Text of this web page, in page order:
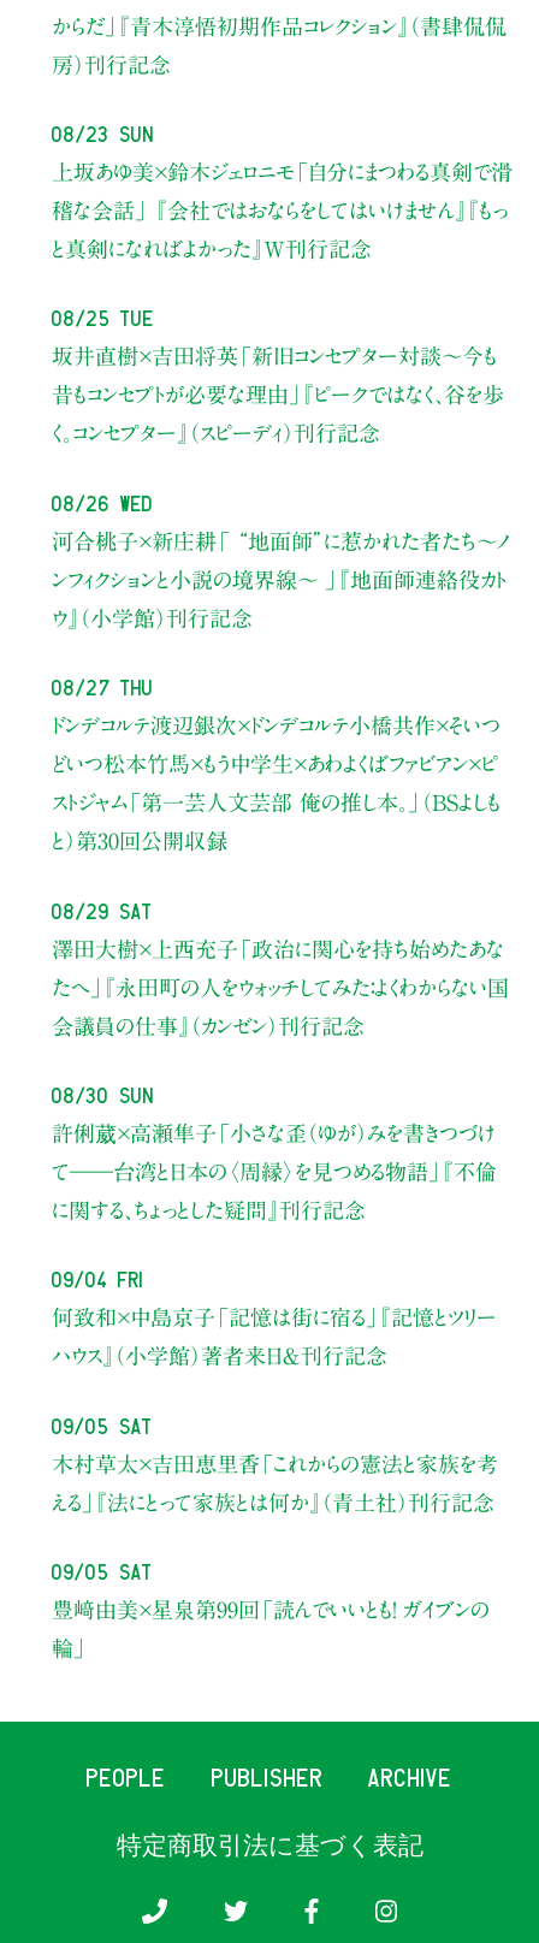
からだ」
『青木淳悟初期作品コレクション』（書肆侃侃
房）刊行記念
08/23 Sun
上坂あゆ美×鈴木ジェロニモ 「自分にまつわる真剣で滑
稽な会話」
『会社ではおならをしてはいけません』『もっ
と真剣になればよかった』W刊行記念
08/25 Tue
坂井直樹×吉田将英「新旧コンセプター対談～今も
昔もコンセプトが必要な理由」
『ピークではなく、谷を歩
く。コンセプター』（スピーディ）刊行記念
08/26 Wed
河合桃子×新庄耕「 “地面師”に惹かれた者たち〜ノ
ンフィクションと小説の境界線〜 」
『地面師連絡役カト
ウ』（小学館）刊行記念
08/27 Thu
ドンデコルテ渡辺銀次×ドンデコルテ小橋共作×そいつ
どいつ松本竹馬×もう中学生×あわよくばファビアン×ピ
ストジャム「第一芸人文芸部 俺の推し本。」（BSよしも
と） 第30回公開収録
08/29 Sat
澤田大樹×上西充子 「政治に関心を持ち始めたあな
たへ」
『永田町の人をウォッチしてみた：よくわからない国
会議員の仕事』（カンゼン）刊行記念
08/30 Sun
許俐葳×高瀬隼子 「小さな歪（ゆが）みを書きつづけ
て――台湾と日本の〈周縁〉を見つめる物語」
『不倫
に関する、ちょっとした疑問』刊行記念
09/04 Fri
何致和×中島京子 「記憶は街に宿る」
『記憶とツリー
ハウス』（小学館）著者来日＆刊行記念
09/05 Sat
木村草太×吉田恵里香 「これからの憲法と家族を考
える」
『法にとって家族とは何か』（青土社）刊行記念
09/05 Sat
豊﨑由美×星泉 第99回「読んでいいとも！ ガイブンの
輪」
PEOPLE PUBLISHER ARCHIVE
特定商取引法に基づく表記